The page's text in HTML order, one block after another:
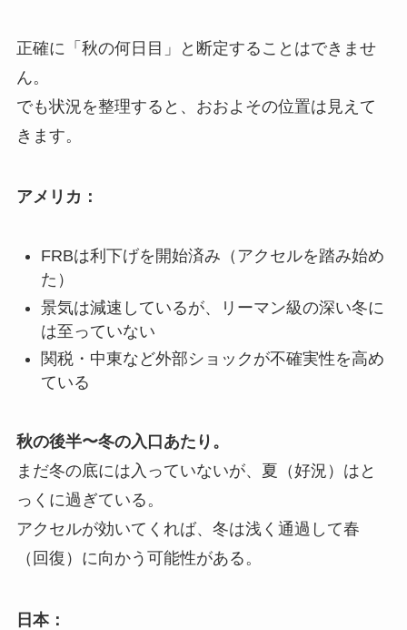
正確に「秋の何日目」と断定することはできませ
ん。
でも状況を整理すると、おおよその位置は見えて
きます。
アメリカ：
FRBは利下げを開始済み（アクセルを踏み始め
た）
景気は減速しているが、リーマン級の深い冬に
は至っていない
関税・中東など外部ショックが不確実性を高め
ている
秋の後半〜冬の入口あたり。
まだ冬の底には入っていないが、夏（好況）はと
っくに過ぎている。
アクセルが効いてくれば、冬は浅く通過して春
（回復）に向かう可能性がある。
日本：